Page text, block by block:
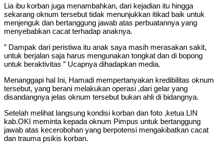
Lia ibu korban juga menambahkan, dari kejadian itu hingga
sekarang oknum tersebut tidak menunjukkan itikad baik untuk
menjenguk dan bertanggung jawab atas perbuatannya yang
menyebabkan cacat terhadap anaknya.
” Dampak dari peristiwa itu anak saya masih merasakan sakit,
untuk berjalan saja harus mengunakan tongkat dan di bopong
untuk beraktivitas ” Ucapnya dihadapkan media.
Menanggapi hal Ini, Hamadi mempertanyakan kredibilitas oknum
tersebut, yang berani melakukan operasi ,dari gelar yang
disandangnya jelas oknum tersebut bukan ahli di bidangnya.
Setelah melihat langsung kondisi korban dan foto ,ketua LIN
kab.OKI meminta kepada oknum Pimpus untuk bertanggung
jawab atas kecerobohan yang berpotensi mengakibatkan cacat
dan trauma psikis korban.